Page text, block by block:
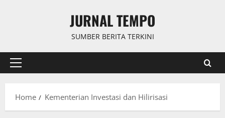
JURNAL TEMPO
SUMBER BERITA TERKINI
Primary
Home
Kementerian Investasi dan Hilirisasi